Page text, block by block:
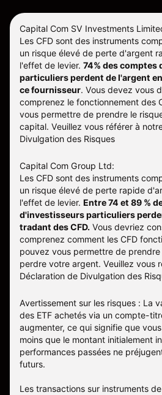
Capital Com SV Investments
Les CFD sont des instruments
un risque élevé de perte d'argent
l'effet de levier. 74% des comptes
particuliers perdent de l'argent
ce fournisseur. Vous devez vous
comprenez le fonctionnement des
vous permettre de prendre le
capital. Veuillez vous référer à
Divulgation des Risques
Capital Com Group Ltd:
Les CFD sont des instruments
un risque élevé de perte rapide
l'effet de levier. Entre 74 et 89 %
d'investisseurs particuliers
tradant des CFD. Vous devriez
comprenez comment les CFD
pouvez vous permettre de
perdre votre argent. Veuillez vous
Déclaration de Divulgation des
Avertissement sur les risques : La
des ETF achetés via un compte-
augmenter, ce qui signifie que
moins que le montant initialement
performances passées ne
futurs.
Les transactions sur instruments